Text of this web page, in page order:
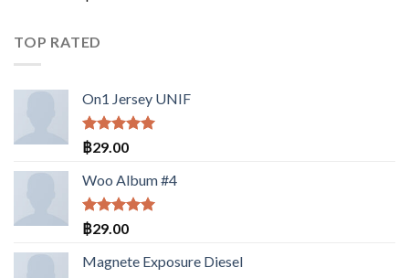
คะแนน
ตั้งแต่ 1-
5
TOP RATED
On1 Jersey UNIF
ให้คะแนน
5.00
1-5
คะแนน
฿29.00
Woo Album #4
ให้คะแนน
5.00
1-5
คะแนน
฿29.00
Magnete Exposure Diesel